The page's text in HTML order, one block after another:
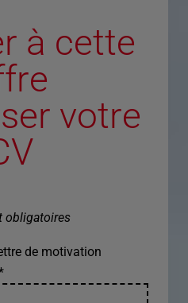
à cette
votre
obligatoires
de motivation